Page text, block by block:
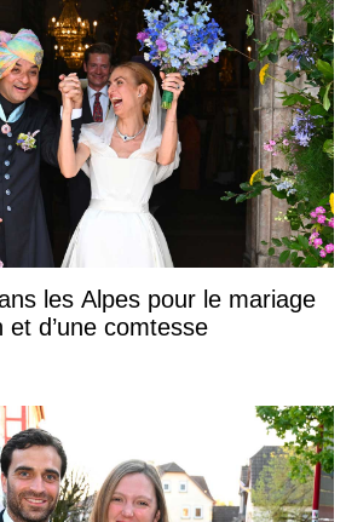
les Alpes pour le mariage
et d’une comtesse